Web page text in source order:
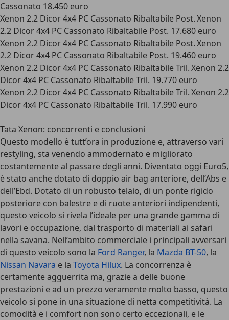
Cassonato 18.450 euro
Xenon 2.2 Dicor 4x4 PC Cassonato Ribaltabile Post. Xenon
2.2 Dicor 4x4 PC Cassonato Ribaltabile Post. 17.680 euro
Xenon 2.2 Dicor 4x4 PC Cassonato Ribaltabile Post. Xenon
2.2 Dicor 4x4 PC Cassonato Ribaltabile Post. 19.460 euro
Xenon 2.2 Dicor 4x4 PC Cassonato Ribaltabile Tril. Xenon 2.2
Dicor 4x4 PC Cassonato Ribaltabile Tril. 19.770 euro
Xenon 2.2 Dicor 4x4 PC Cassonato Ribaltabile Tril. Xenon 2.2
Dicor 4x4 PC Cassonato Ribaltabile Tril. 17.990 euro
Tata Xenon: concorrenti e conclusioni
Questo modello è tutt’ora in produzione e, attraverso vari
restyling, sta venendo ammodernato e migliorato
costantemente al passare degli anni. Diventato oggi Euro5,
è stato anche dotato di doppio air bag anteriore, dell’Abs e
dell’Ebd. Dotato di un robusto telaio, di un ponte rigido
posteriore con balestre e di ruote anteriori indipendenti,
questo veicolo si rivela l’ideale per una grande gamma di
lavori e occupazione, dal trasporto di materiali ai safari
nella savana. Nell’ambito commerciale i principali avversari
di questo veicolo sono la Ford Ranger, la Mazda BT-50, la
Nissan Navara e la Toyota Hilux. La concorrenza è
certamente agguerrita ma, grazie a delle buone
prestazioni e ad un prezzo veramente molto basso, questo
veicolo si pone in una situazione di netta competitività. La
comodità e i comfort non sono certo eccezionali, e le